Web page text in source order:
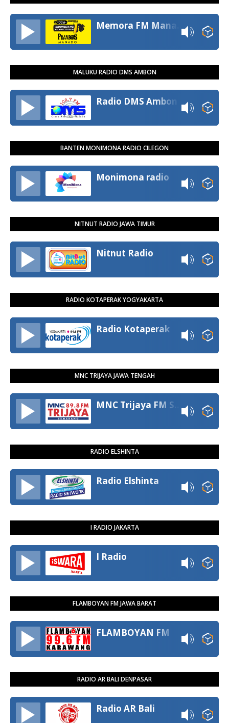
MALUKU RADIO DMS AMBON
Radio DMS Ambon
BANTEN MONIMONA RADIO CILEGON
Monimona radio
NITNUT RADIO JAWA TIMUR
Nitnut Radio
RADIO KOTAPERAK YOGYAKARTA
Radio Kotaperak
MNC TRIJAYA JAWA TENGAH
RADIO ELSHINTA
Radio Elshinta
I RADIO JAKARTA
I Radio
FLAMBOYAN FM JAWA BARAT
FLAMBOYAN FM
RADIO AR BALI DENPASAR
Radio AR Bali